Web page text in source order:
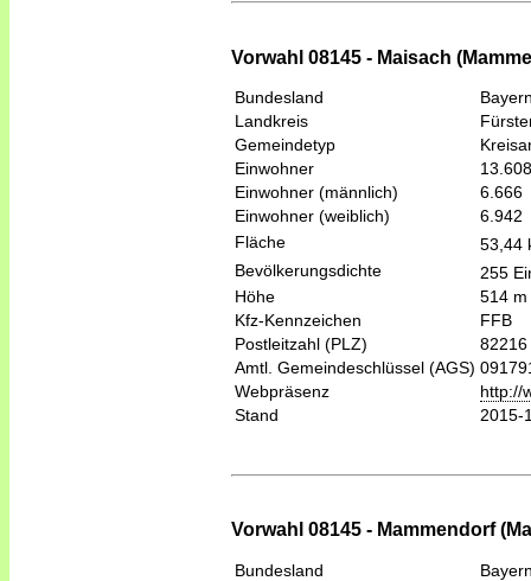
Vorwahl 08145 - Maisach
Bundesland
Landkreis
Gemeindetyp
Einwohner
13.608
Einwohner (männlich)
6.666
Einwohner (weiblich)
6.942
Fläche
53,44
Bevölkerungsdichte
255
Höhe
514 m
Kfz-Kennzeichen
FFB
Postleitzahl (PLZ)
82216
Amtl. Gemeindeschlüssel (AGS)
Webpräsenz
http://
Stand
2015-
Vorwahl 08145 - Mammendorf
Bundesland